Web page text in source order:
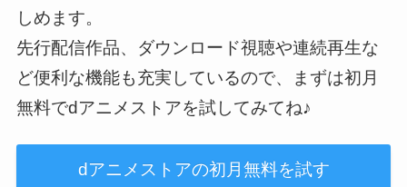
しめます。
先行配信作品、ダウンロード視聴や連続再生な
ど便利な機能も充実しているので、まずは初月
無料でdアニメストアを試してみてね♪
dアニメストアの初月無料を試す